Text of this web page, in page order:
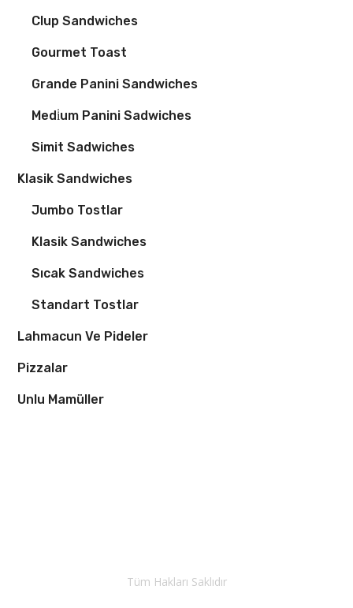
Clup Sandwiches
Gourmet Toast
Grande Panini Sandwiches
Medi̇um Panini Sadwiches
Simit Sadwiches
Klasik Sandwiches
Jumbo Tostlar
Klasik Sandwiches
Sıcak Sandwiches
Standart Tostlar
Lahmacun Ve Pideler
Pizzalar
Unlu Mamüller
Tüm Hakları Saklıdır